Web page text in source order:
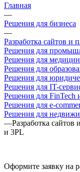
Главная
—
Решения для бизнеса
—
Разработка сайтов и
Решения для
Решения для
Решения для
Решения для
Решения для IT-
Решения для FinTech
Решения для e-
Решения для
—Разработка
и 3PL
Оформите заявку на